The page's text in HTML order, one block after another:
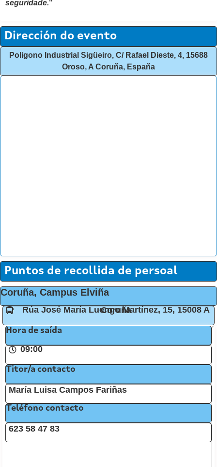
seguridade."
Dirección do evento
Poligono Industrial Sigüeiro, C/ Rafael Dieste, 4, 15688
Oroso, A Coruña, España
Puntos de recollida de persoal
Coruña, Campus Elviña
Rúa José María Luengo Martínez, 15, 15008 A Coruña
Hora de saída
09:00
Titor/a contacto
María Luisa Campos Fariñas
Teléfono contacto
623 58 47 83